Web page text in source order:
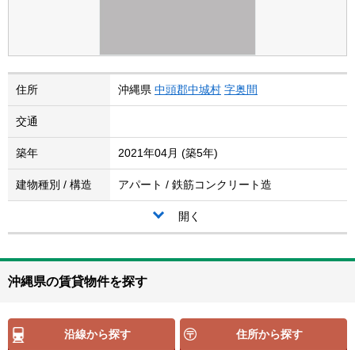
住所 沖縄県 中頭郡中城村 字奥間
交通
築年 2021年04月 (築5年)
建物種別 / 構造 アパート / 鉄筋コンクリート造
開く
沖縄県の賃貸物件を探す
沿線から探す 住所から探す